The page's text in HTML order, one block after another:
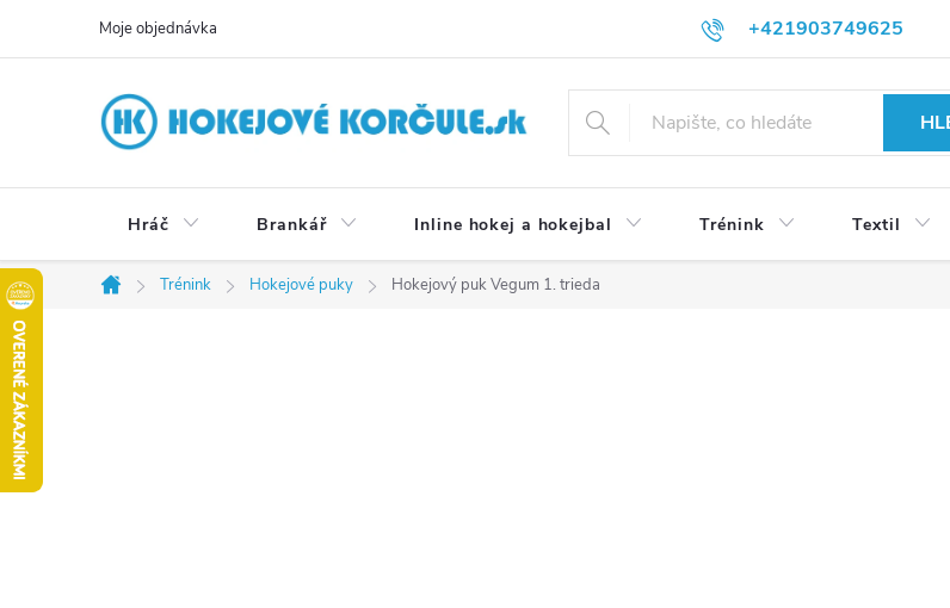
+421903749625
Moje objednávka
Hráč Brankář Inline hokej a hokejbal Trénink Textil
Domů
Trénink Hokejové puky Hokejový puk Vegum 1. trieda